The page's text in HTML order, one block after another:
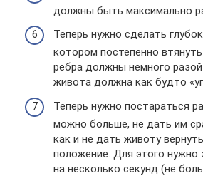
должны быть максимально
Теперь нужно сделать
котором постепенно
ребра должны немного
живота должна как будто
Теперь нужно постараться
можно больше, не дать им
как и не дать животу
положение. Для этого нужно
на несколько секунд (не